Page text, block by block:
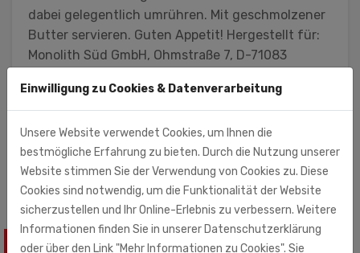
dabei gelegentlich umrühren. Mit geschmolzener
Butter servieren. Guten Appetit! Hergestellt für:
Monolith Süd GmbH, Ohmstraße 7, D-71083
Ursprungsland des Maises: EU
Monolith Süd GmbH (Importeur)
Ohmstr. 7
71083 Herrenberg
ÄHNLICHE PRODUKTE
Einwilligung zu Cookies & Datenverarbeitung
Unsere Website verwendet Cookies, um Ihnen die
bestmögliche Erfahrung zu bieten. Durch die Nutzung unserer
Website stimmen Sie der Verwendung von Cookies zu. Diese
Cookies sind notwendig, um die Funktionalität der Website
sicherzustellen und Ihr Online-Erlebnis zu verbessern. Weitere
Informationen finden Sie in unserer Datenschutzerklärung
oder über den Link "Mehr Informationen zu Cookies". Sie